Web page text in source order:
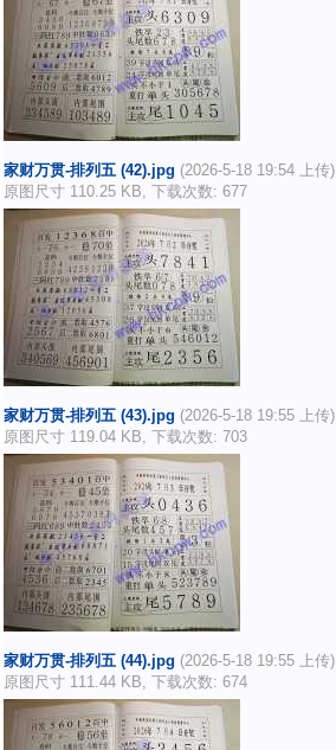
家财万贯-排列五 (42).jpg (2026-5-18 19:54 上传)
原图尺寸 110.25 KB, 下载次数: 677
家财万贯-排列五 (43).jpg (2026-5-18 19:55 上传)
原图尺寸 119.04 KB, 下载次数: 703
家财万贯-排列五 (44).jpg (2026-5-18 19:55 上传)
原图尺寸 111.44 KB, 下载次数: 674